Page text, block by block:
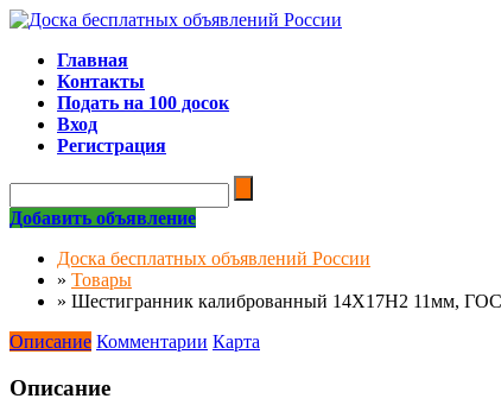
Главная
Контакты
Подать на 100 досок
Вход
Регистрация
Добавить объявление
Доска бесплатных объявлений России
» Товары
» Шестигранник калиброванный 14Х17Н2 11мм,
Описание Комментарии Карта
Описание